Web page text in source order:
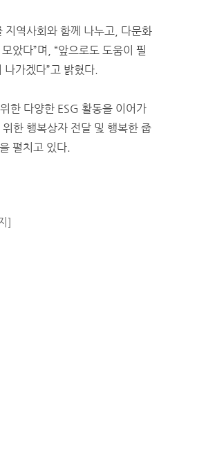
지역사회와 함께 나누고, 다문화
았다”며, “앞으로도 도움이 필
가겠다”고 밝혔다.
한 다양한 ESG 활동을 이어가
한 행복상자 전달 및 행복한 줍
펼치고 있다.
]